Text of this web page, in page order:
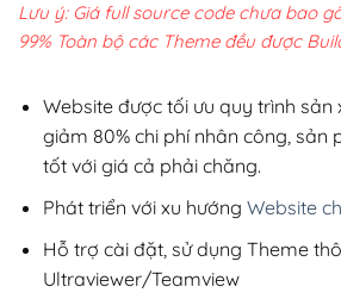
là:
Lưu ý: Giá full source code chưa bao
99% Toàn bộ các Theme đều được
Website được tối ưu quy trình sản
giảm 80% chi phí nhân công, sản
tốt với giá cả phải chăng.
Phát triển với xu hướng Website
Hỗ trợ cài đặt, sử dụng Theme
Ultraviewer/Teamview